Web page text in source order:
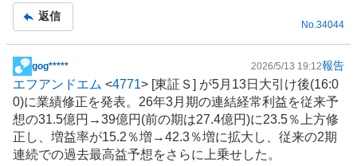
事
返信
No. 34044
掲
示
板
記
事
gog***** 2026/5/13 19:12報告
エフアンドエム <4771> [東証Ｓ] が5月13日大引け後(16:0
0)に業績修正を発表。26年3月期の連結経常利益を従来予
想の31.5億円→39億円(前の期は27.4億円)に23.5％上方修
正し、増益率が15.2％増→42.3％増に拡大し、従来の2期
連続での過去最高益予想をさらに上乗せした。